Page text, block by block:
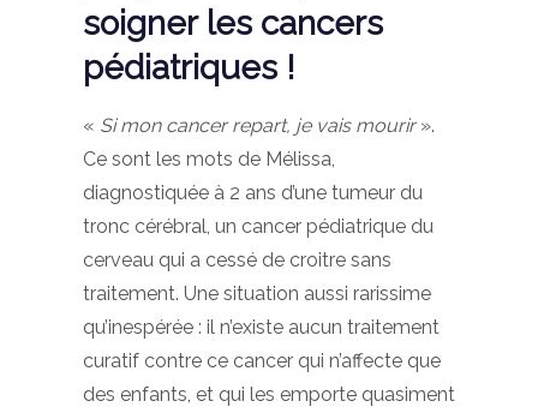
soigner les cancers
pédiatriques !
« Si mon cancer repart, je vais mourir».
Ce sont les mots de Mélissa,
diagnostiquée à 2 ans d’une tumeur du
tronc cérébral, un cancer pédiatrique du
cerveau qui a cessé de croitre sans
traitement. Une situation aussi rarissime
qu’inespérée : il n’existe aucun traitement
curatif contre ce cancer qui n’affecte que
des enfants, et qui les emporte quasiment